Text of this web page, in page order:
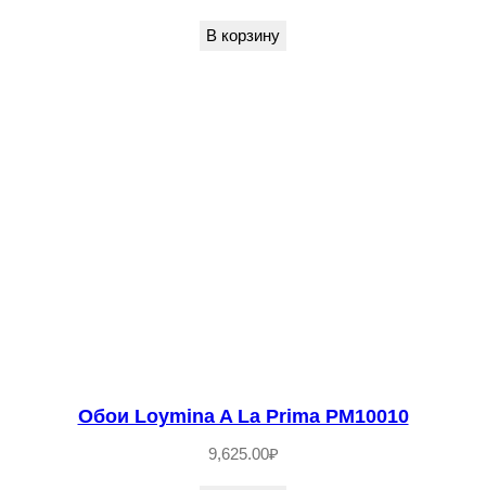
В корзину
Обои Loymina A La Prima PM10010
9,625.00₽